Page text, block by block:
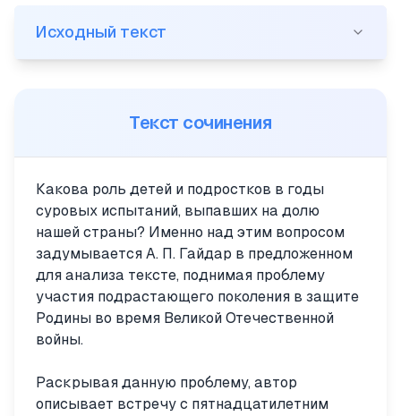
(1)Фронтовая полоса. (2)Пропуская гурты
Исходный текст
Текст сочинения
Какова роль детей и подростков в годы
суровых испытаний, выпавших на долю
нашей страны? Именно над этим вопросом
задумывается А. П. Гайдар в предложенном
для анализа тексте, поднимая проблему
участия подрастающего поколения в защите
Родины во время Великой Отечественной
войны.
Раскрывая данную проблему, автор
описывает встречу с пятнадцатилетним